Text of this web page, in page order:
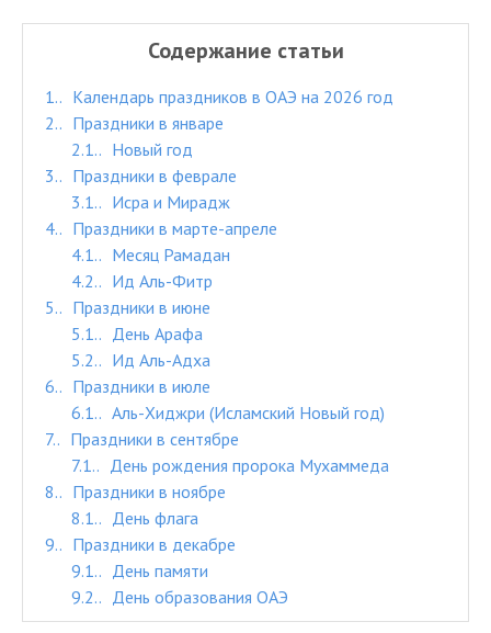
Содержание статьи
1.
Календарь праздников в ОАЭ на 2026 год
2.
Праздники в январе
2.1.
Новый год
3.
Праздники в феврале
3.1.
Исра и Мирадж
4.
Праздники в марте-апреле
4.1.
Месяц Рамадан
4.2.
Ид Аль-Фитр
5.
Праздники в июне
5.1.
День Арафа
5.2.
Ид Аль-Адха
6.
Праздники в июле
6.1.
Аль-Хиджри (Исламский Новый год)
7.
Праздники в сентябре
7.1.
День рождения пророка Мухаммеда
8.
Праздники в ноябре
8.1.
День флага
9.
Праздники в декабре
9.1.
День памяти
9.2.
День образования ОАЭ